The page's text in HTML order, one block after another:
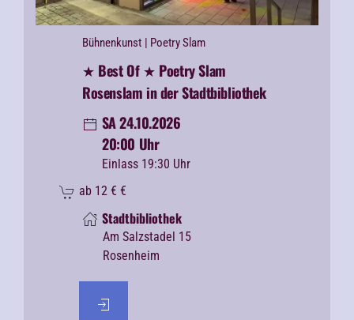
Bühnenkunst | Poetry Slam
★ Best Of ★ Poetry Slam
Rosenslam in der Stadtbibliothek
SA 24.10.2026
20:00 Uhr
Einlass 19:30 Uhr
ab 12 € €
Stadtbibliothek
Am Salzstadel 15
Rosenheim